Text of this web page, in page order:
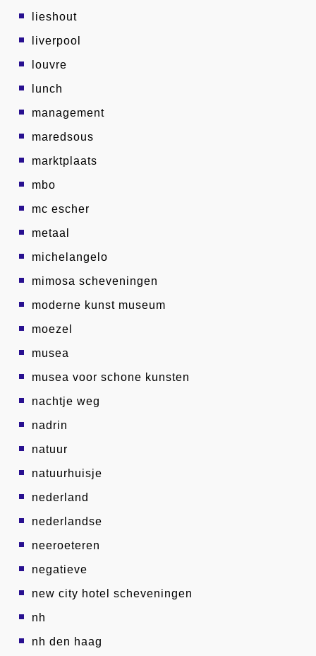
lieshout
liverpool
louvre
lunch
management
maredsous
marktplaats
mbo
mc escher
metaal
michelangelo
mimosa scheveningen
moderne kunst museum
moezel
musea
musea voor schone kunsten
nachtje weg
nadrin
natuur
natuurhuisje
nederland
nederlandse
neeroeteren
negatieve
new city hotel scheveningen
nh
nh den haag